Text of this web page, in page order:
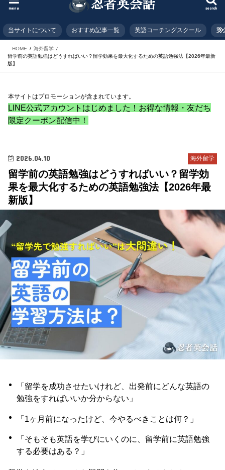
search
menu
当サイトについて おすすめ記事一覧 英語コーチングスクール 英
HOME
海外留学
留学前の英語勉強はどうすればいい？留学効果を最大化するための英語勉強法【2026年最新
版】
本サイトはプロモーションが含まれています。
LINE公式アカウントはじめました！お得な情報・友だち
限定クーポン配信中！
海外留学
2026.04.10
留学前の英語勉強はどうすればいい？留学効
果を最大化するための英語勉強法【2026年最
新版】
「留学を成功させたいけれど、出発前にどんな英語の
勉強をすればいいか分からない」
「1ヶ月前になったけど、今やるべきことは何？」
「そもそも英語を学びにいくのに、留学前に英語勉強
する必要はある？」